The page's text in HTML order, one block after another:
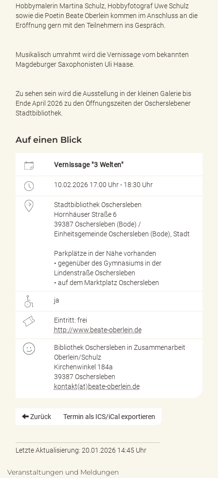
d
Hobbymalerin Martina Schulz, Hobbyfotograf Uwe Schulz
sowie die Poetin Beate Oberlein kommen im Anschluss an die
Eröffnung gern mit den Teilnehmern ins Gespräch.
Musikalisch umrahmt wird die Vernissage vom bekannten
Magdeburger Saxophonisten Uli Haase.
Zu sehen sein wird die Ausstellung in der kleinen Galerie bis
Ende April 2026 zu den Öffnungszeiten der Oscherslebener
Stadtbibliothek.
Auf einen Blick
Vernissage "3 Welten"
10.02.2026 17:00 Uhr - 18:30 Uhr
Stadtbibliothek Oschersleben
Hornhäuser Straße 6
39387 Oschersleben (Bode) /
Einheitsgemeinde Oschersleben (Bode), Stadt
Parkplätze in der Nähe vorhanden
• gegenüber des Gymnasiums in der
Lindenstraße Oschersleben
• auf dem Marktplatz Oschersleben
ja
Eintritt: frei
http://www.beate-oberlein.de
Bibliothek Oschersleben in Zusammenarbeit
Oberlein/Schulz
Kirchenwinkel 184a
39387 Oschersleben
kontakt(at)beate-oberlein.de
Zurück Termin als ICS/iCal exportieren
Letzte Aktualisierung: 20.01.2026 14:45 Uhr
Veranstaltungen und Meldungen